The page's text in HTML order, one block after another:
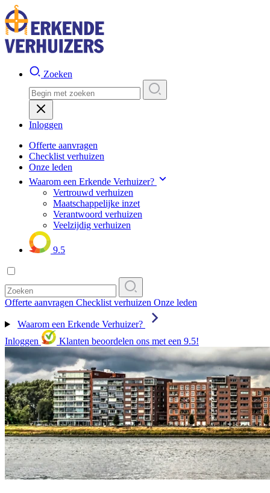
Zoeken
Inloggen
Offerte aanvragen
Checklist verhuizen
Onze leden
Waarom een Erkende Verhuizer?
Vertrouwd verhuizen
Maatschappelijke inzet
Verantwoord verhuizen
Veelzijdig verhuizen
9.5
Offerte aanvragen Checklist verhuizen Onze leden
Waarom een Erkende Verhuizer?
Inloggen
Klanten beoordelen ons met een 9.5!